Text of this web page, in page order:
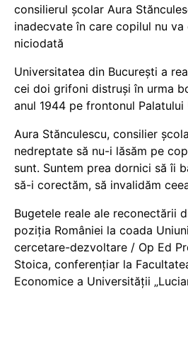
consilierul școlar Aura
inadecvate în care copilul nu va
niciodată
Universitatea din București a
cei doi grifoni distruși în urma
anul 1944 pe frontonul
Aura Stănculescu, consilier
nedreptate să nu-i lăsăm pe
sunt. Suntem prea dornici să îi
să-i corectăm, să invalidăm
Bugetele reale ale reconectării
poziția României la coada
cercetare-dezvoltare / Op Ed
Stoica, conferențiar la
Economice a Universității